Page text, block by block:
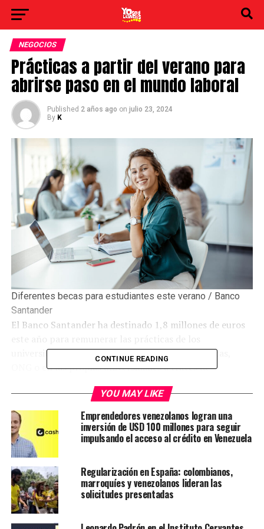
NEGOCIOS
Prácticas a partir del verano para
abrirse paso en el mundo laboral
Published 2 años ago on julio 23, 2024
By K
Diferentes becas para estudiantes este verano / Banco
Santander
El Banco Santander ha destinado 1,8 millones de euros
universitarios en Pymes, administraciones públicas,
ONG o en las propias universidades a través de
académicos
El verano supone para miles de jóvenes su primera
toma de contacto con el mundo laboral. Es el
momento de las conocidas prácticas, durante las cuales
los estudiantes se convierten en becarios por unos
meses e inician su carrera profesional.
Contenidos de la entrada
CONTINUE READING
YOU MAY LIKE
Emprendedores venezolanos logran una
inversión de USD 100 millones para seguir
impulsando el acceso al crédito en Venezuela
Regularización en España: colombianos,
marroquíes y venezolanos lideran las
solicitudes presentadas